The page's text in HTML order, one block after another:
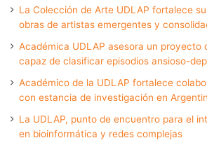
La Colección de Arte UDLAP fortalece
obras de artistas emergentes y
Académica UDLAP asesora un proyecto
capaz de clasificar episodios ansioso-
Académico de la UDLAP fortalece
con estancia de investigación en
La UDLAP, punto de encuentro para el
en bioinformática y redes complejas